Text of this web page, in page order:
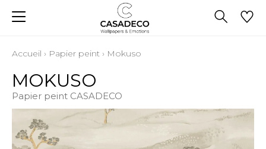
Accueil › Papier peint › Mokuso
MOKUSO
Papier peint CASADECO